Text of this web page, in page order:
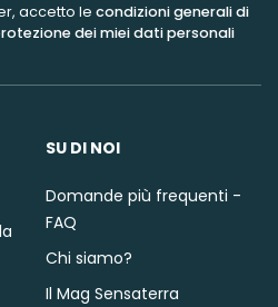
accetto le condizioni generali di
dei miei dati personali
SU DI NOI
Domande più frequenti -
FAQ
Chi siamo?
Il Mag Sensaterra